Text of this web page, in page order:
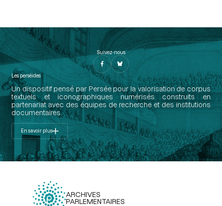
Suivez-nous
Les perséides
Un dispositif pensé par Persée pour la valorisation de corpus
textuels et iconographiques numérisés construits en
partenariat avec des équipes de recherche et des institutions
documentaires.
En savoir plus
ARCHIVES
PARLEMENTAIRES